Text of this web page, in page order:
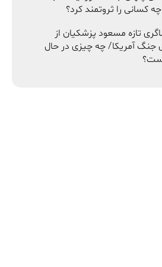
تازه مسعود پزشکیان از
جنگ آمریکا/ چه چیزی در حال